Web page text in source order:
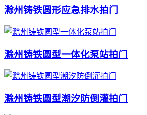
滁州铸铁圆形应急排水拍门
滁州铸铁圆型一体化泵站拍门
滁州铸铁圆型潮汐防倒灌拍门